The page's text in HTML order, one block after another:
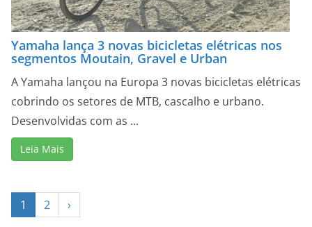
Yamaha lança 3 novas bicicletas elétricas nos
segmentos Moutain, Gravel e Urban
A Yamaha lançou na Europa 3 novas bicicletas elétricas
cobrindo os setores de MTB, cascalho e urbano.
Desenvolvidas com as ...
Leia Mais
1 2 ›